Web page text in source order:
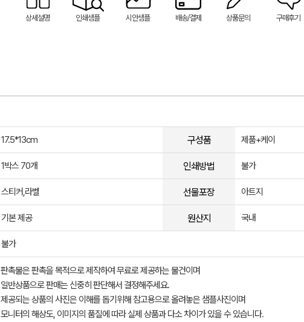
상세설명 인쇄샘플 시안샘플 배송/결제 상품문의 구매후기
17.5*13cm 구성품 제품+케이
1박스 70개 인쇄방법 불가
스티커,라벨 선물포장 아트지
기본 제공 원산지 국내
불가
판촉물은 판촉을 목적으로 제작하여 무료로 제공하는 물건이며
일반상품으로 판매는 신중히 판단해서 결정해주세요.
제공되는 상품의 사진은 이해를 돕기위해 참고용으로 올려놓은 샘플사진이며
모니터의 해상도, 이미지의 품질에 따라 실제 상품과 다소 차이가 있을 수 있습니다.